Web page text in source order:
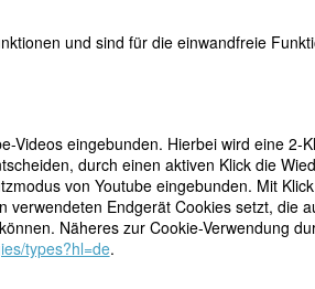
und sind für die einwandfreie
Videos eingebunden. Hierbei wird eine
durch einen aktiven Klick die
von Youtube eingebunden. Mit
verwendeten Endgerät Cookies setzt, die
Näheres zur Cookie-Verwendung
types?hl=de.